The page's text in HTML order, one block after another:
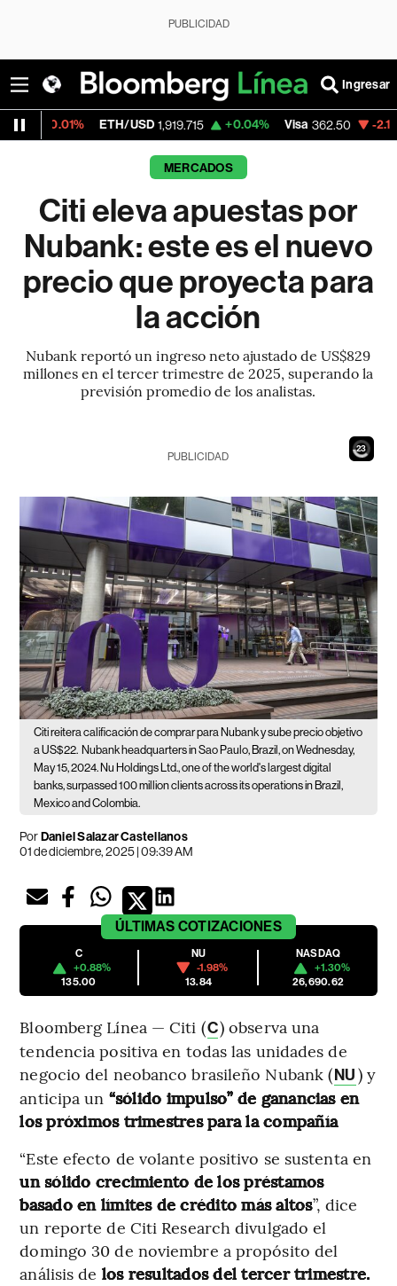
PUBLICIDAD
Ingresar
ETH/USD 1,919.715 +0.04% Visa 362.50 -2.15%
MERCADOS
Citi eleva apuestas por
Nubank: este es el nuevo
precio que proyecta para
la acción
Nubank reportó un ingreso neto ajustado de US$829
millones en el tercer trimestre de 2025, superando la
previsión promedio de los analistas.
21
PUBLICIDAD
Citi reitera calificación de comprar para Nubank y sube precio objetivo
a US$22. Nubank headquarters in Sao Paulo, Brazil, on Wednesday,
May 15, 2024. Nu Holdings Ltd., one of the world's largest digital
banks, surpassed 100 million clients across its operations in Brazil,
Mexico and Colombia.
PorDaniel Salazar Castellanos
01 de diciembre, 2025 | 09:39 AM
ÚLTIMAS COTIZACIONES
C
+0.88%
135.00
NU
-1.98%
13.84
NASDAQ
+1.30%
26,690.62
Bloomberg Línea — Citi (C) observa una
tendencia positiva en todas las unidades de
negocio del neobanco brasileño Nubank (NU) y
anticipa un “sólido impulso” de ganancias en
los próximos trimestres para la compañía
“Este efecto de volante positivo se sustenta en
un sólido crecimiento de los préstamos
basado en límites de crédito más altos”, dice
un reporte de Citi Research divulgado el
domingo 30 de noviembre a propósito del
análisis de los resultados del tercer trimestre.